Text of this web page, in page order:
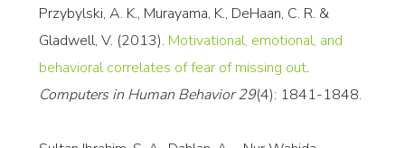
Przybylski, A. K., Murayama, K., DeHaan, C. R. &
Gladwell, V. (2013). Motivational, emotional, and
behavioral correlates of fear of missing out.
Computers in Human Behavior 29(4): 1841-1848.